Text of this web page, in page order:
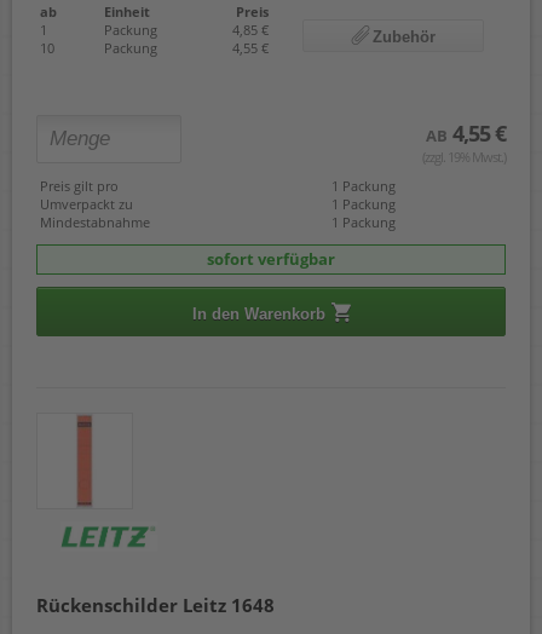
ab Einheit
Preis
1
Packung
4,85 €
10
Packung 4,55 €
Zubehör
AB 4,55 €
(zzgl. 19% Mwst.)
Preis gilt pro
1 Packung
Umverpackt zu
1 Packung
Mindestabnahme
1 Packung
sofort verfügbar
In den Warenkorb
Rückenschilder Leitz 1648